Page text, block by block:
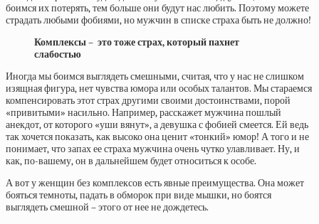
боимся их потерять, тем больше они будут нас любить. Поэтому можете
страдать любыми фобиями, но мужчин в списке страха быть не должно!
Комплексы – это тоже страх, который пахнет
слабостью
Иногда мы боимся выглядеть смешными, считая, что у нас не слишком
изящная фигура, нет чувства юмора или особых талантов. Мы стараемся
компенсировать этот страх другими своими достоинствами, порой
«привитыми» насильно. Например, расскажет мужчина пошлый
анекдот, от которого «уши вянут», а девушка с фобией смеется. Ей ведь
так хочется показать, как высоко она ценит «тонкий» юмор! А того и не
понимает, что запах ее страха мужчина очень чутко улавливает. Ну, и
как, по-вашему, он в дальнейшем будет относиться к особе.
А вот у женщин без комплексов есть явные преимущества. Она может
бояться темноты, падать в обморок при виде мышки, но боятся
выглядеть смешной – этого от нее не дождетесь.